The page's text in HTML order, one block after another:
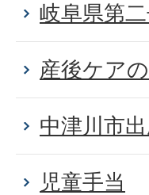
岐阜県第
産後ケア
中津川市
児童手当